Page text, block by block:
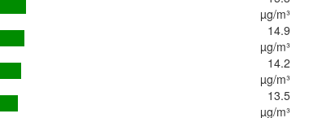
µg/m³
14.9
µg/m³
14.2
µg/m³
13.5
µg/m³